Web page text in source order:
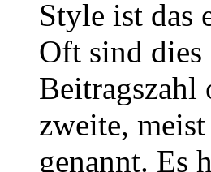
Style ist das
Oft sind dies
Beitragszahl
zweite,
genannt. Es